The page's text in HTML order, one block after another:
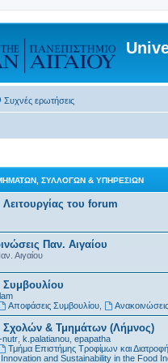
Συχνές ερωτήσεις
ΣΥΛΛΌΓΩΝ & ΥΠΗΡΕΣΙΏΝ
του forum
Παν. Αιγαίου
Αιγαίου
Συμβουλίου
Αποφάσεις Συμβουλίου,
Σχολών & Τμημάτων (Λήμνος)
nutr k.palatianou epapatha
Τμήμα Επιστήμης Τροφίμων και
and Sustainability in the Food